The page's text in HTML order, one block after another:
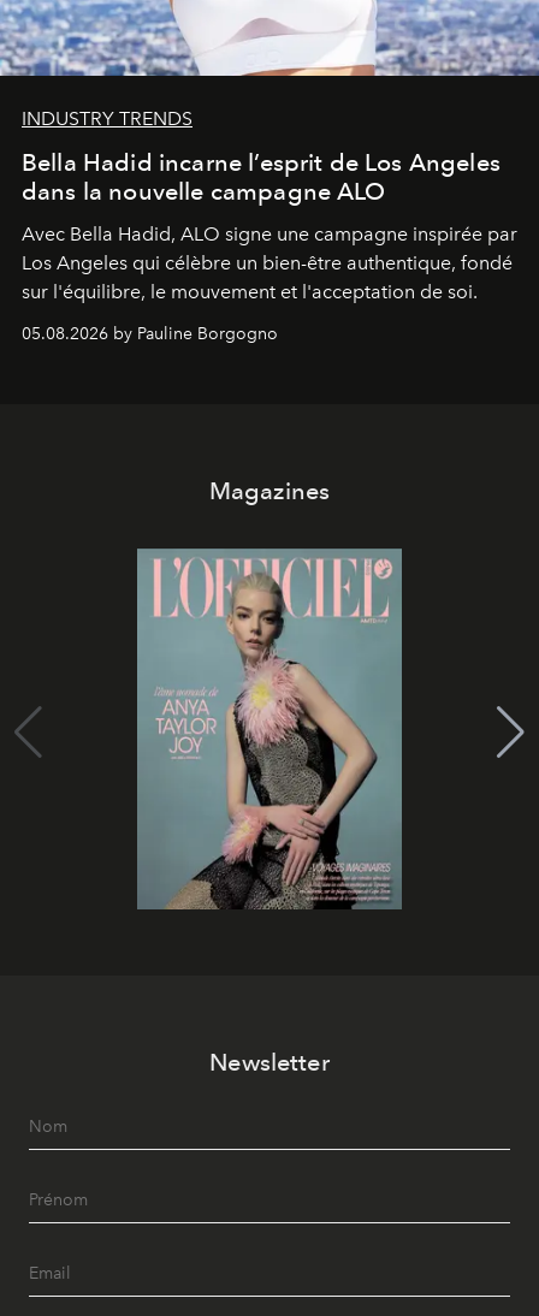
INDUSTRY TRENDS
Bella Hadid incarne l’esprit de Los Angeles
dans la nouvelle campagne ALO
Avec Bella Hadid, ALO signe une campagne inspirée par
Los Angeles qui célèbre un bien-être authentique, fondé
sur l'équilibre, le mouvement et l'acceptation de soi.
05.08.2026 by Pauline Borgogno
Magazines
Newsletter